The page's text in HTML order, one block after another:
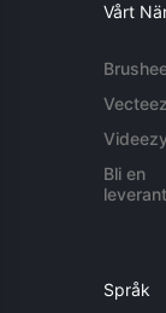
Vårt
Videezy
Bli en
Språk